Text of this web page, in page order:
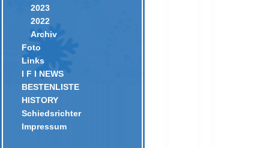
2023
2022
Archiv
Foto
Links
I F I NEWS
BESTENLISTE
HISTORY
Schiedsrichter
Impressum